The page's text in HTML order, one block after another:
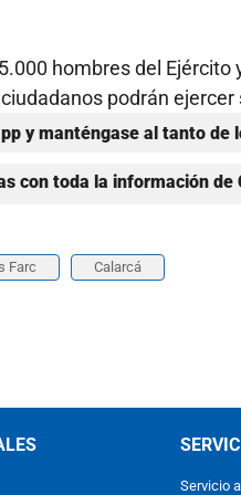
hombres del Ejército
podrán ejercer
y manténgase al tanto de
con toda la información de
Farc Calarcá
Servicio